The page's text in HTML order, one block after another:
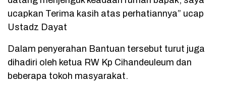
ucapkan Terima kasih atas perhatiannya” ucap
Ustadz Dayat
Dalam penyerahan Bantuan tersebut turut juga
dihadiri oleh ketua RW Kp Cihandeuleum dan
beberapa tokoh masyarakat.